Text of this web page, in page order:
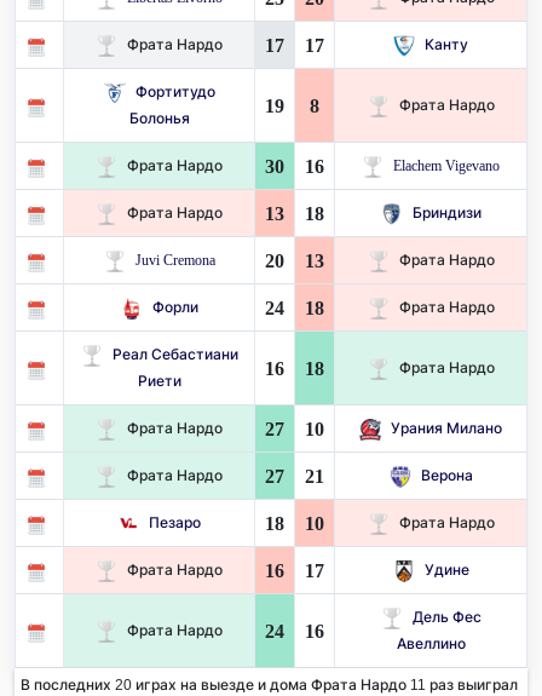
Фрата Нардо 17 17 Канту
Фортитудо
Болонья
19 8 Фрата Нардо
Фрата Нардо 30 16 Elachem Vigevano
Фрата Нардо 13 18 Бриндизи
Juvi Cremona 20 13 Фрата Нардо
Форли 24 18 Фрата Нардо
Реал Себастиани
Риети
16 18 Фрата Нардо
Фрата Нардо 27 10 Урания Милано
Фрата Нардо 27 21 Верона
Пезаро 18 10 Фрата Нардо
Фрата Нардо 16 17 Удине
Фрата Нардо 24 16
Дель Фес
Авеллино
В последних 20 играх на выезде и дома Фрата Нардо 11 раз выиграл